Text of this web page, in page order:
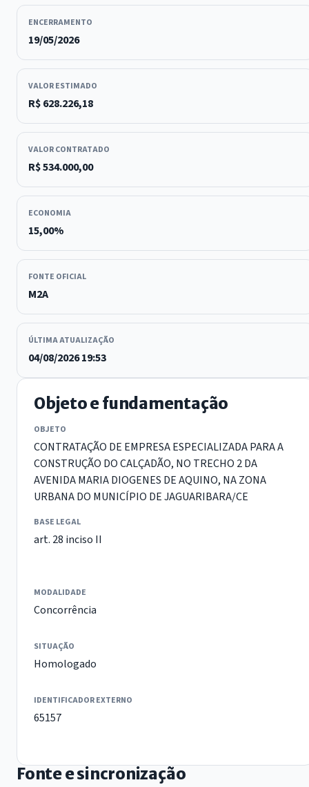
ENCERRAMENTO
19/05/2026
VALOR ESTIMADO
R$ 628.226,18
VALOR CONTRATADO
R$ 534.000,00
ECONOMIA
15,00%
FONTE OFICIAL
M2A
ÚLTIMA ATUALIZAÇÃO
04/08/2026 19:53
Objeto e fundamentação
OBJETO
CONTRATAÇÃO DE EMPRESA ESPECIALIZADA PARA A
CONSTRUÇÃO DO CALÇADÃO, NO TRECHO 2 DA
AVENIDA MARIA DIOGENES DE AQUINO, NA ZONA
URBANA DO MUNICÍPIO DE JAGUARIBARA/CE
BASE LEGAL
art. 28 inciso II
MODALIDADE
Concorrência
SITUAÇÃO
Homologado
IDENTIFICADOR EXTERNO
65157
Fonte e sincronização